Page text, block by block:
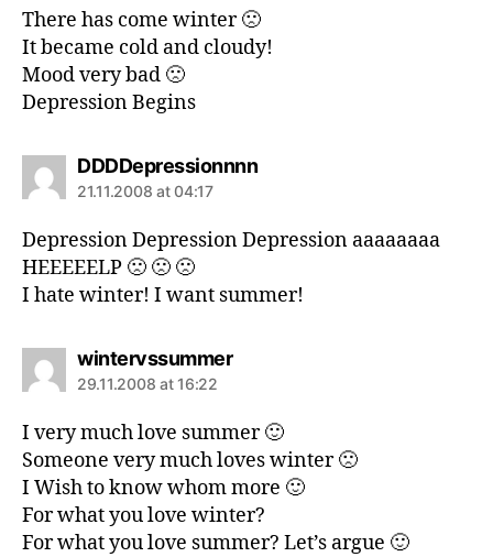
There has come winter 🙁
It became cold and cloudy!
Mood very bad 🙁
Depression Begins
DDDDepressionnnnsays:
21.11.2008 at 04:17
Depression Depression Depression aaaaaaaa
HEEEEELP 🙁 🙁 🙁
I hate winter! I want summer!
wintervssummersays:
29.11.2008 at 16:22
I very much love summer 🙂
Someone very much loves winter 🙁
I Wish to know whom more 🙂
For what you love winter?
For what you love summer? Let’s argue 🙂